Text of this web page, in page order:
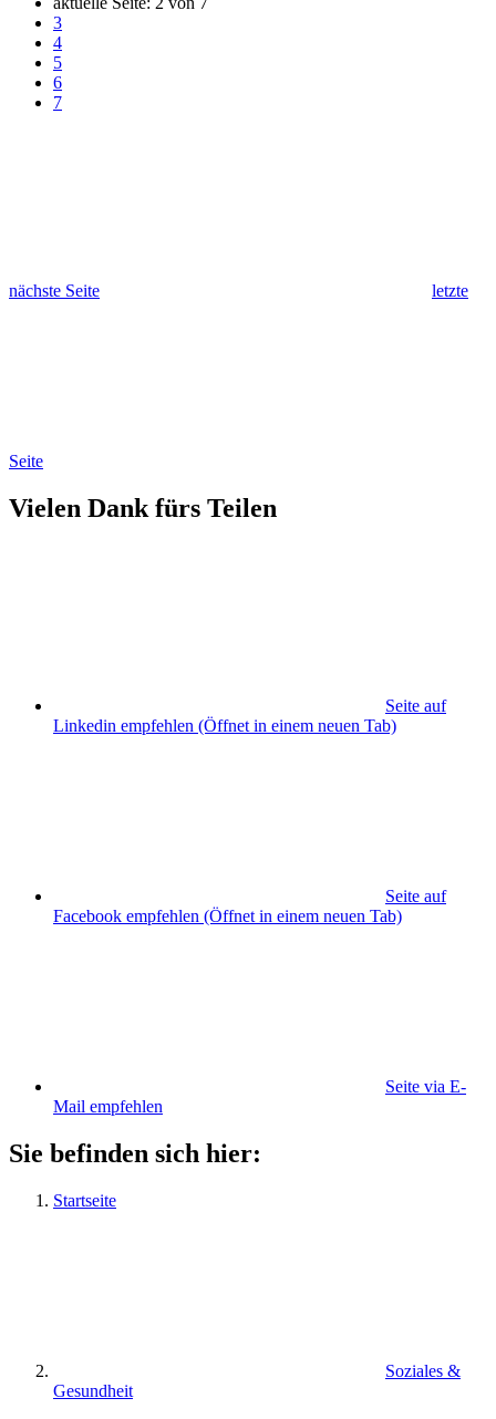
3
4
5
6
7
nächste Seite letzte
Seite
Vielen Dank fürs Teilen
Seite auf
Linkedin empfehlen (Öffnet in einem neuen Tab)
Seite auf
Facebook empfehlen (Öffnet in einem neuen Tab)
Seite via E-
Mail empfehlen
Sie befinden sich hier:
Startseite
Soziales &
Gesundheit